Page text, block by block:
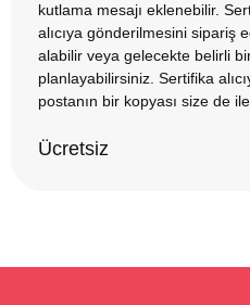
kutlama mesajı eklenebilir.
alıcıya gönderilmesini sipariş
alabilir veya gelecekte belirli
planlayabilirsiniz. Sertifika
postanın bir kopyası size de
Ücretsiz